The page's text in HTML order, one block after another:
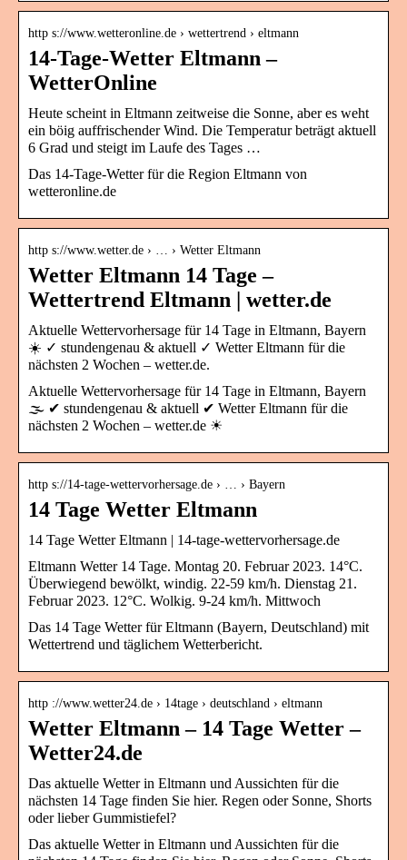
http s://www.wetteronline.de › wettertrend › eltmann
14-Tage-Wetter Eltmann –
WetterOnline
Heute scheint in Eltmann zeitweise die Sonne, aber es weht
ein böig auffrischender Wind. Die Temperatur beträgt aktuell
6 Grad und steigt im Laufe des Tages …
Das 14-Tage-Wetter für die Region Eltmann von
wetteronline.de
http s://www.wetter.de › … › Wetter Eltmann
Wetter Eltmann 14 Tage –
Wettertrend Eltmann | wetter.de
Aktuelle Wettervorhersage für 14 Tage in Eltmann, Bayern
☀️ ✓ stundengenau & aktuell ✓ Wetter Eltmann für die
nächsten 2 Wochen – wetter.de.
Aktuelle Wettervorhersage für 14 Tage in Eltmann, Bayern
🌫️ ✔ stundengenau & aktuell ✔ Wetter Eltmann für die
nächsten 2 Wochen – wetter.de ☀
http s://14-tage-wettervorhersage.de › … › Bayern
14 Tage Wetter Eltmann
14 Tage Wetter Eltmann | 14-tage-wettervorhersage.de
Eltmann Wetter 14 Tage. Montag 20. Februar 2023. 14°C.
Überwiegend bewölkt, windig. 22-59 km/h. Dienstag 21.
Februar 2023. 12°C. Wolkig. 9-24 km/h. Mittwoch
Das 14 Tage Wetter für Eltmann (Bayern, Deutschland) mit
Wettertrend und täglichem Wetterbericht.
http ://www.wetter24.de › 14tage › deutschland › eltmann
Wetter Eltmann – 14 Tage Wetter –
Wetter24.de
Das aktuelle Wetter in Eltmann und Aussichten für die
nächsten 14 Tage finden Sie hier. Regen oder Sonne, Shorts
oder lieber Gummistiefel?
Das aktuelle Wetter in Eltmann und Aussichten für die